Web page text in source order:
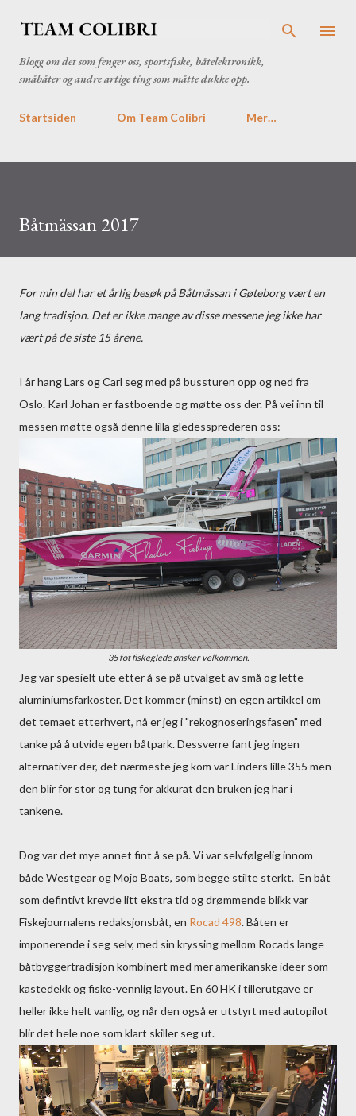
Blogg om det som fenger oss, sportsfiske, båtelektronikk,
småbåter og andre artige ting som måtte dukke opp.
Startsiden Om Team Colibri Mer…
Båtmässan 2017
For min del har et årlig besøk på Båtmässan i Gøteborg vært en
lang tradisjon. Det er ikke mange av disse messene jeg ikke har
vært på de siste 15 årene.
I år hang Lars og Carl seg med på bussturen opp og ned fra
Oslo. Karl Johan er fastboende og møtte oss der. På vei inn til
messen møtte også denne lilla gledessprederen oss:
35 fot fiskeglede ønsker velkommen.
Jeg var spesielt ute etter å se på utvalget av små og lette
aluminiumsfarkoster. Det kommer (minst) en egen artikkel om
det temaet etterhvert, nå er jeg i "rekognoseringsfasen" med
tanke på å utvide egen båtpark. Dessverre fant jeg ingen
alternativer der, det nærmeste jeg kom var Linders lille 355 men
den blir for stor og tung for akkurat den bruken jeg har i
tankene.
Dog var det mye annet fint å se på. Vi var selvfølgelig innom
både Westgear og Mojo Boats, som begge stilte sterkt. En båt
som defintivt krevde litt ekstra tid og drømmende blikk var
Fiskejournalens redaksjonsbåt, en Rocad 498. Båten er
imponerende i seg selv, med sin kryssing mellom Rocads lange
båtbyggertradisjon kombinert med mer amerikanske ideer som
kastedekk og fiske-vennlig layout. En 60 HK i tillerutgave er
heller ikke helt vanlig, og når den også er utstyrt med autopilot
blir det hele noe som klart skiller seg ut.